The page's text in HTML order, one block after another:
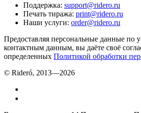
Поддержка: support@ridero.ru
Печать тиража: print@ridero.ru
Наши услуги: order@ridero.ru
Предоставляя персональные данные по
контактным данным, вы даёте своё
определенных Политикой обработки
© Rideró, 2013—2026